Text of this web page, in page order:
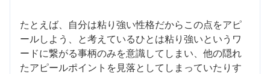
たとえば、自分は粘り強い性格だからこの点をアピ
ールしよう、と考えているひとは粘り強いというワ
ードに繋がる事柄のみを意識してしまい、他の隠れ
たアピールポイントを見落としてしまっていたりす